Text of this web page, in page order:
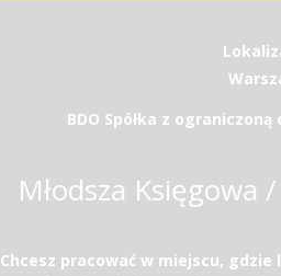
BDO Spółka z
Młodsza Księgowa
Chcesz pracować w miejscu,